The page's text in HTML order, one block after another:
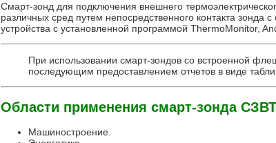
Смарт-зонд для подключения внешнего
различных сред путем непосредственного контакта
устройства с установленной программой ThermoMonitor,
При использовании смарт-зондов со встроенной
последующим предоставлением отчетов в виде
Области применения смарт-зонда СЗВТ
Машиностроение.